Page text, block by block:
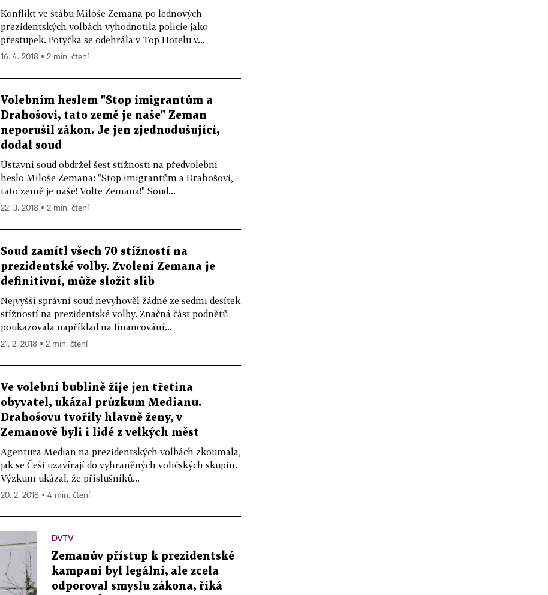
Konflikt ve štábu Miloše Zemana po lednových
prezidentských volbách vyhodnotila policie jako
přestupek. Potyčka se odehrála v Top Hotelu v...
16. 4. 2018 ▪ 2 min. čtení
Volebním heslem "Stop imigrantům a
Drahošovi, tato země je naše" Zeman
neporušil zákon. Je jen zjednodušující,
dodal soud
Ústavní soud obdržel šest stížností na předvolební
heslo Miloše Zemana: "Stop imigrantům a Drahošovi,
tato země je naše! Volte Zemana!" Soud...
22. 3. 2018 ▪ 2 min. čtení
Soud zamítl všech 70 stížností na
prezidentské volby. Zvolení Zemana je
definitivní, může složit slib
Nejvyšší správní soud nevyhověl žádné ze sedmi desítek
stížností na prezidentské volby. Značná část podnětů
poukazovala například na financování...
21. 2. 2018 ▪ 2 min. čtení
Ve volební bublině žije jen třetina
obyvatel, ukázal průzkum Medianu.
Drahošovu tvořily hlavně ženy, v
Zemanově byli i lidé z velkých měst
Agentura Median na prezidentských volbách zkoumala,
jak se Češi uzavírají do vyhraněných voličských skupin.
Výzkum ukázal, že příslušníků...
20. 2. 2018 ▪ 4 min. čtení
DVTV
Zemanův přístup k prezidentské
kampani byl legální, ale zcela
odporoval smyslu zákona, říká